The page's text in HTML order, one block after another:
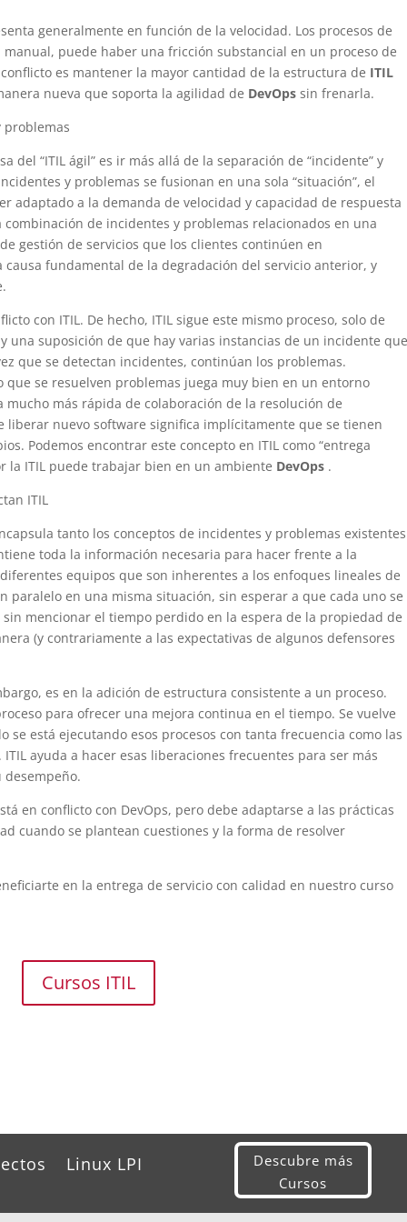
generalmente en función de la velocidad. Los procesos de
puede haber una fricción substancial en un proceso de
es mantener la mayor cantidad de la estructura de ITIL
nueva que soporta la agilidad de DevOps sin frenarla.
problemas
del “ITIL ágil” es ir más allá de la separación de “incidente” y
y problemas se fusionan en una sola “situación”, el
adaptado a la demanda de velocidad y capacidad de respuesta
combinación de incidentes y problemas relacionados en una
gestión de servicios que los clientes continúen en
fundamental de la degradación del servicio anterior, y
con ITIL. De hecho, ITIL sigue este mismo proceso, solo de
una suposición de que hay varias instancias de un incidente que
que se detectan incidentes, continúan los problemas.
se resuelven problemas juega muy bien en un entorno
más rápida de colaboración de la resolución de
liberar nuevo software significa implícitamente que se tienen
Podemos encontrar este concepto en ITIL como “entrega
la ITIL puede trabajar bien en un ambiente DevOps .
ITIL
tanto los conceptos de incidentes y problemas existentes
toda la información necesaria para hacer frente a la
equipos que son inherentes a los enfoques lineales de
paralelo en una misma situación, sin esperar a que cada uno se
mencionar el tiempo perdido en la espera de la propiedad de
(y contrariamente a las expectativas de algunos defensores
es en la adición de estructura consistente a un proceso.
para ofrecer una mejora continua en el tiempo. Se vuelve
se está ejecutando esos procesos con tanta frecuencia como las
ayuda a hacer esas liberaciones frecuentes para ser más
en conflicto con DevOps, pero debe adaptarse a las prácticas
cuando se plantean cuestiones y la forma de resolver
en la entrega de servicio con calidad en nuestro curso
Cursos ITIL
Linux LPI
Descubre más
Cursos